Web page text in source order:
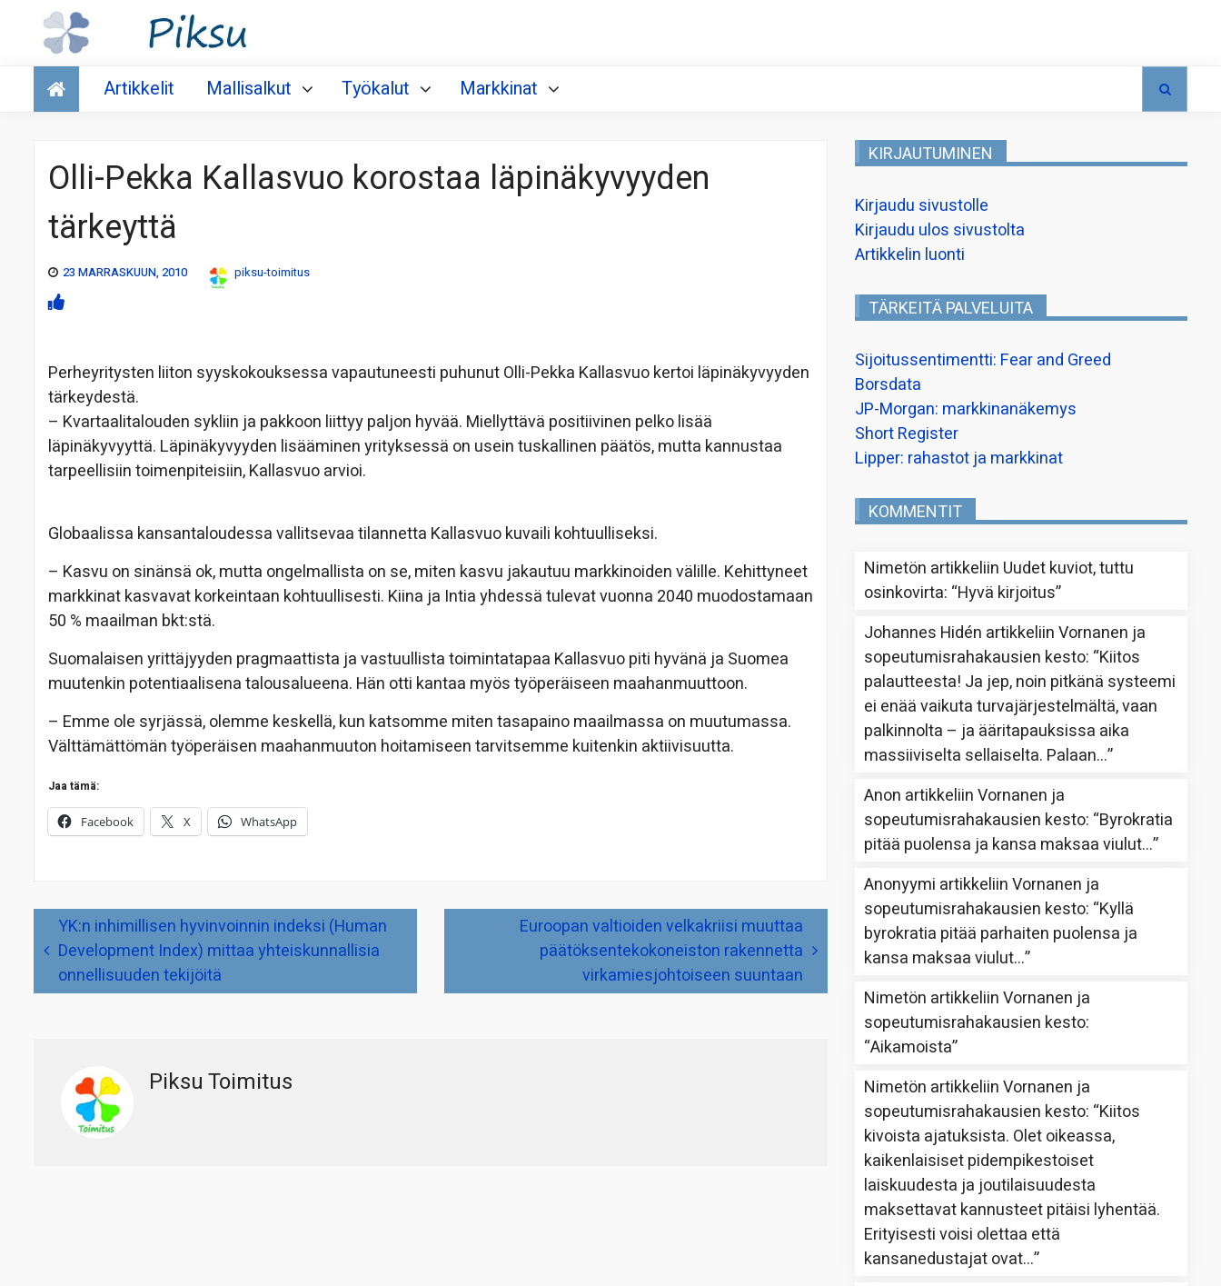
Talous
Artikkelit Mallisalkut Työkalut Markkinat
Olli-Pekka Kallasvuo korostaa läpinäkyvyyden
tärkeyttä
23 MARRASKUUN, 2010 piksu-toimitus
Perheyritysten liiton syyskokouksessa vapautuneesti puhunut Olli-Pekka Kallasvuo kertoi läpinäkyvyyden
tärkeydestä.
– Kvartaalitalouden sykliin ja pakkoon liittyy paljon hyvää. Miellyttävä positiivinen pelko lisää
läpinäkyvyyttä. Läpinäkyvyyden lisääminen yrityksessä on usein tuskallinen päätös, mutta kannustaa
tarpeellisiin toimenpiteisiin, Kallasvuo arvioi.
Globaalissa kansantaloudessa vallitsevaa tilannetta Kallasvuo kuvaili kohtuulliseksi.
– Kasvu on sinänsä ok, mutta ongelmallista on se, miten kasvu jakautuu markkinoiden välille. Kehittyneet
markkinat kasvavat korkeintaan kohtuullisesti. Kiina ja Intia yhdessä tulevat vuonna 2040 muodostamaan
50 % maailman bkt:stä.
Suomalaisen yrittäjyyden pragmaattista ja vastuullista toimintatapaa Kallasvuo piti hyvänä ja Suomea
muutenkin potentiaalisena talousalueena. Hän otti kantaa myös työperäiseen maahanmuuttoon.
– Emme ole syrjässä, olemme keskellä, kun katsomme miten tasapaino maailmassa on muutumassa.
Välttämättömän työperäisen maahanmuuton hoitamiseen tarvitsemme kuitenkin aktiivisuutta.
Jaa tämä:
Facebook X WhatsApp
Artikkelien
selausYK:n inhimillisen hyvinvoinnin indeksi (Human
Development Index) mittaa yhteiskunnallisia
onnellisuuden tekijöitä
Euroopan valtioiden velkakriisi muuttaa
päätöksentekokoneiston rakennetta
virkamiesjohtoiseen suuntaan
Piksu Toimitus
KIRJAUTUMINEN
Kirjaudu sivustolle
Kirjaudu ulos sivustolta
Artikkelin luonti
TÄRKEITÄ PALVELUITA
Sijoitussentimentti: Fear and Greed
Borsdata
JP-Morgan: markkinanäkemys
Short Register
Lipper: rahastot ja markkinat
KOMMENTIT
Nimetön artikkeliin Uudet kuviot, tuttu
osinkovirta: “Hyvä kirjoitus”
Johannes Hidén artikkeliinVornanen ja
sopeutumisrahakausien kesto: “Kiitos
palautteesta! Ja jep, noin pitkänä systeemi
ei enää vaikuta turvajärjestelmältä, vaan
palkinnolta – ja ääritapauksissa aika
massiiviselta sellaiselta. Palaan…”
Anon artikkeliinVornanen ja
sopeutumisrahakausien kesto: “Byrokratia
pitää puolensa ja kansa maksaa viulut…”
Anonyymi artikkeliinVornanen ja
sopeutumisrahakausien kesto: “Kyllä
byrokratia pitää parhaiten puolensa ja
kansa maksaa viulut…”
Nimetön artikkeliinVornanen ja
sopeutumisrahakausien kesto:
“Aikamoista”
Nimetön artikkeliinVornanen ja
sopeutumisrahakausien kesto: “Kiitos
kivoista ajatuksista. Olet oikeassa,
kaikenlaisiset pidempikestoiset
laiskuudesta ja joutilaisuudesta
maksettavat kannusteet pitäisi lyhentää.
Erityisesti voisi olettaa että
kansanedustajat ovat…”